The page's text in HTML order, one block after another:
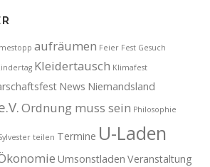
aufräumen Feier Fest Gesuch
Kleidertausch Klimafest
News Niemandsland
Ordnung muss sein Philosophie
teilen Termine U-Laden
Umsonstladen Veranstaltung